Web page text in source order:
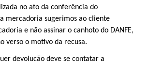
no ato da conferência do
mercadoria sugerimos ao cliente
e não assinar o canhoto do DANFE,
verso o motivo da recusa.
devolução deve se contatar a